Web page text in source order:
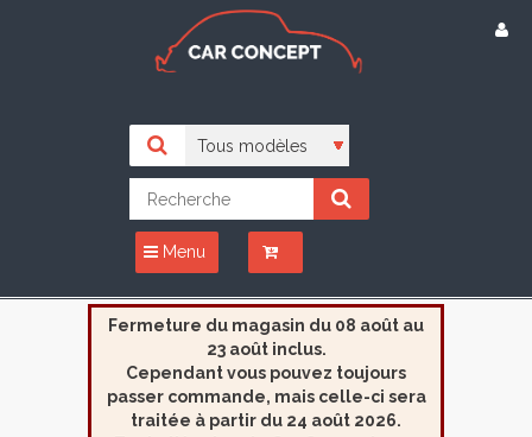
Menu
Fermeture du magasin du 08 août au
23 août inclus.
Cependant vous pouvez toujours
passer commande, mais celle-ci sera
traitée à partir du 24 août 2026.